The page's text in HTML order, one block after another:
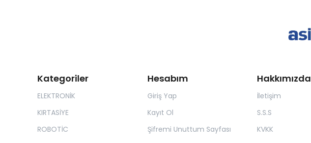
Kategoriler
ELEKTRONİK
KIRTASİYE
ROBOTİC
Hesabım
Giriş Yap
Kayıt Ol
Şifremi Unuttum Sayfası
Hakkımızda
İletişim
S.S.S
KVKK